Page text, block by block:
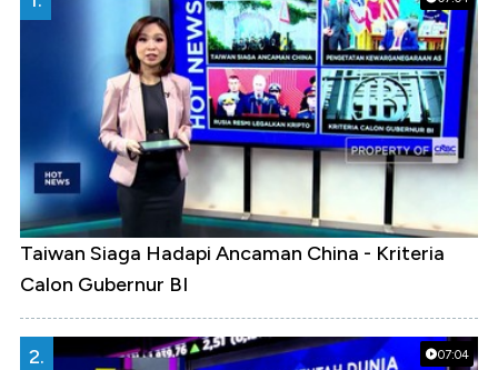
Taiwan Siaga Hadapi Ancaman China - Kriteria
Calon Gubernur BI
07:04
2.